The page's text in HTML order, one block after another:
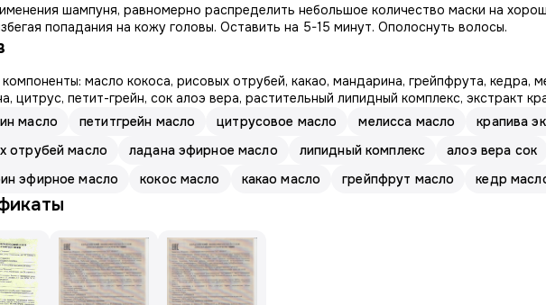
шампуня, равномерно распределить небольшое количество маски на
попадания на кожу головы. Оставить на 5-15 минут. Ополоснуть волосы.
компоненты: масло кокоса, рисовых отрубей, какао, мандарина, грейпфрута, кедра,
цитрус, петит-грейн, сок алоэ вера, растительный липидный комплекс, экстракт
масло
петитгрейн масло цитрусовое масло мелисса масло
крапива
отрубей масло
ладана эфирное масло липидный комплекс
алоэ вера сок
эфирное масло
кокос масло какао масло грейпфрут масло кедр